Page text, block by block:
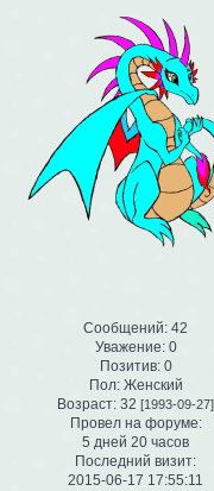
Сообщений: 42
Уважение: 0
Позитив: 0
Пол:Женский
Возраст: 32 [1993-09-27]
Провел на форуме:
5 дней 20 часов
Последний визит:
2015-06-17 17:55:11